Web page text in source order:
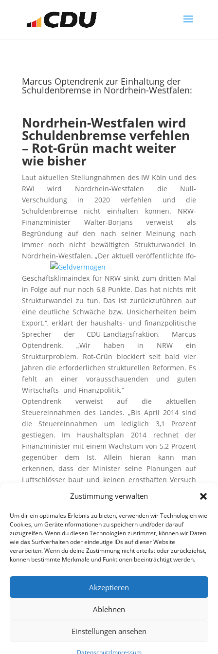
Zustimmung verwalten
Um dir ein optimales Erlebnis zu bieten, verwenden wir Technologien wie
Cookies, um Geräteinformationen zu speichern und/oder darauf
zuzugreifen. Wenn du diesen Technologien zustimmst, können wir Daten
wie das Surfverhalten oder eindeutige IDs auf dieser Website
verarbeiten. Wenn du deine Zustimmung nicht erteilst oder zurückziehst,
können bestimmte Merkmale und Funktionen beeinträchtigt werden.
Akzeptieren
Ablehnen
Einstellungen ansehen
DatenschutzImpressum
Marcus Optendrenk zur Einhaltung der
Schuldenbremse in Nordrhein-Westfalen:
Nordrhein-Westfalen wird
Schuldenbremse verfehlen
– Rot-Grün macht weiter
wie bisher
Laut aktuellen Stellungnahmen des IW Köln und des
RWI wird Nordrhein-Westfalen die Null-
Verschuldung in 2020 verfehlen und die
Schuldenbremse nicht einhalten können. NRW-
Finanzminister Walter-Borjans verweist als
Begründung auf den nach seiner Meinung nach
immer noch nicht bewältigten Strukturwandel in
Nordrhein-Westfalen.„Der aktuell veröffentlichte Ifo-
Geschäftsklimaindex für NRW sinkt zum dritten Mal
in Folge auf nur noch 6,8 Punkte. Das hat nichts mit
Strukturwandel zu tun. Das ist zurückzuführen auf
eine deutliche Schwäche bzw. Unsicherheiten beim
Export.“, erklärt der haushalts- und finanzpolitische
Sprecher der CDU-Landtagsfraktion, Marcus
Optendrenk. „Wir haben in NRW ein
Strukturproblem. Rot-Grün blockiert seit bald vier
Jahren die erforderlichen strukturellen Reformen. Es
fehlt an einer vorausschauenden und guten
Wirtschafts- und Finanzpolitik.“
Optendrenk verweist auf die aktuellen
Steuereinnahmen des Landes. „Bis April 2014 sind
die Steuereinnahmen um lediglich 3,1 Prozent
gestiegen. Im Haushaltsplan 2014 rechnet der
Finanzminister mit einem Wachstum von 5,2 Prozent
gegenüber dem Ist. Allein hieran kann man
erkennen, dass der Minister seine Planungen auf
Luftschlösser baut und keinen ernsthaften Versuch
unternimmt, die Schuldenbremse einzuhalten. Das
ist unverantwortlich, ungerecht und unsozial“, so
Optendrenk.
Foto: © Denis Junker – Fotolia.com